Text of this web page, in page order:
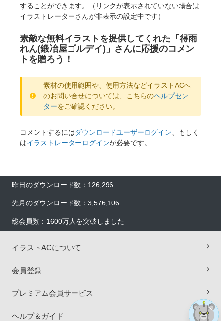
することができます。（リンクが表示されていない場合は
イラストレーターさんが非表示の設定中です）
素敵な無料イラストを提供してくれた「得雨
れん(鍛冶屋ゴルデイ)」さんに応援のコメン
トを贈ろう！
素材の使用範囲や、使用方法などイラストACへ
のお問い合せについては、こちらのヘルプセン
ターをご確認ください。
コメントするにはダウンロードユーザーログイン 、もしく
はイラストレーターログインが必要です。
昨日のダウンロード数：126,296
先月のダウンロード数：3,576,106
総会員数：1600万人を突破しました
イラストACについて
会員登録
プレミアム会員サービス
ヘルプ＆ガイド